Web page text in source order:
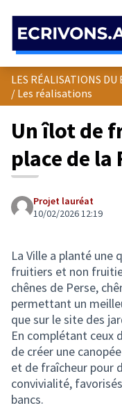
/ Les réalisations
Un îlot de
place de
Projet lauréat
10/02/2026 12:19
La Ville a planté une
fruitiers et non
chênes de Perse,
permettant un
que sur le site des
En complétant ceux
de créer une
et de fraîcheur pour
convivialité​,
bancs.